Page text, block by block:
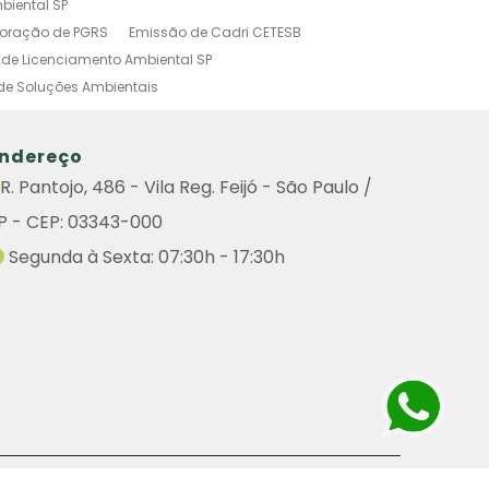
SP
de PGRS
Emissão de Cadri CETESB
Licenciamento Ambiental SP
Soluções Ambientais
Poluidoras
Sistema de Gestão Ambiental
Ambiental
Ambiental
Remoção de Arvore
R. Pantojo, 486 - Vila Reg. Feijó - São Paulo /
- CEP: 03343-000
Segunda à Sexta: 07:30h - 17:30h